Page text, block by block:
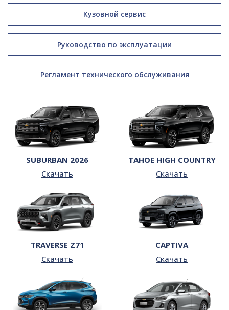
Кузовной сервис
Руководство по эксплуатации
Регламент технического обслуживания
SUBURBAN 2026
Скачать
TAHOE HIGH COUNTRY
Скачать
TRAVERSE Z71
Скачать
CAPTIVA
Скачать